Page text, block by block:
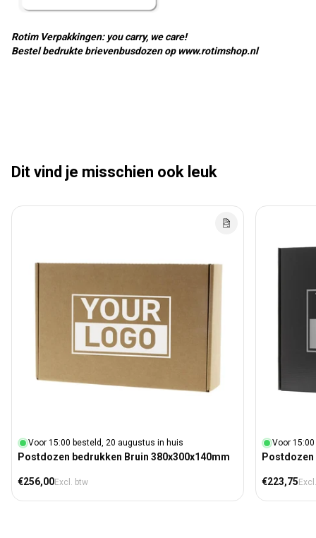
Rotim Verpakkingen: you carry, we care!
Bestel bedrukte brievenbusdozen op www.rotimshop.nl
Dit vind je misschien ook leuk
Voor 15:00 besteld, 20 augustus in huis
Postdozen bedrukken Bruin 380x300x140mm
Normale prijs
€256,00Excl. btw
Voor
Postdozen
Normale
€223,75